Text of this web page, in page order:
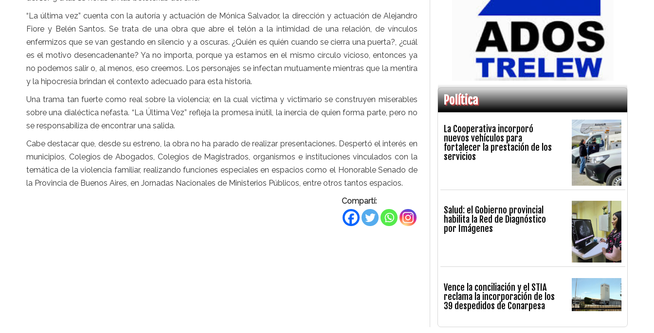
“La última vez” cuenta con la autoría y actuación de Mónica Salvador, la dirección y actuación de Alejandro
Fiore y Belén Santos. Se trata de una obra que abre el telón a la intimidad de una relación, de vínculos
enfermizos que se van gestando en silencio y a oscuras. ¿Quién es quién cuando se cierra una puerta?, ¿cuál
es el motivo desencadenante? Ya no importa, porque ya estamos en el mismo círculo vicioso, entonces ya
no podemos salir o, al menos, eso creemos. Los personajes se infectan mutuamente mientras que la mentira
y la hipocresía brindan el contexto adecuado para esta historia.
Una trama tan fuerte como real sobre la violencia; en la cual víctima y victimario se construyen miserables
sobre una dialéctica nefasta. “La Última Vez” refleja la promesa inútil, la inercia de quien forma parte, pero no
se responsabiliza de encontrar una salida.
Cabe destacar que, desde su estreno, la obra no ha parado de realizar presentaciones. Despertó el interés en
municipios, Colegios de Abogados, Colegios de Magistrados, organismos e instituciones vinculados con la
temática de la violencia familiar, realizando funciones especiales en espacios como el Honorable Senado de
la Provincia de Buenos Aires, en Jornadas Nacionales de Ministerios Públicos, entre otros tantos espacios.
Compartí:
Política
La Cooperativa incorporó
nuevos vehículos para
fortalecer la prestación de los
servicios
Salud: el Gobierno provincial
habilita la Red de Diagnóstico
por Imágenes
Vence la conciliación y el STIA
reclama la incorporación de los
39 despedidos de Conarpesa